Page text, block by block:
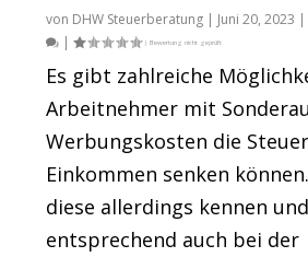
von DHW Steuerberatung | Juni 20, 2023
|
Es gibt zahlreiche
Arbeitnehmer mit
Werbungskosten die
Einkommen senken
diese allerdings kennen und
entsprechend auch bei der